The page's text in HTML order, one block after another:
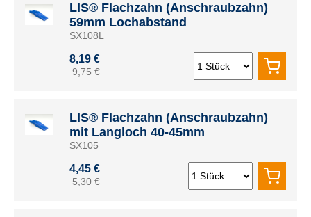
LIS® Flachzahn (Anschraubzahn)
59mm Lochabstand
SX108L
8,19 €
9,75 €
LIS® Flachzahn (Anschraubzahn)
mit Langloch 40-45mm
SX105
4,45 €
5,30 €